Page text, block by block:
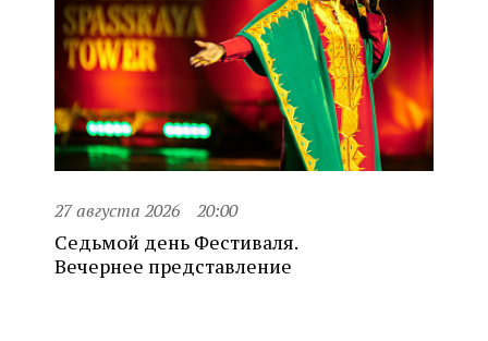
27 августа 2026 20:00
Седьмой день Фестиваля.
Вечернее представление